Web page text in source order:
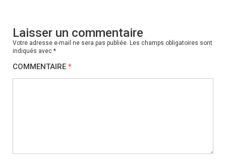
Laisser un commentaire
Votre adresse e-mail ne sera pas publiée. Les champs obligatoires sont
indiqués avec *
COMMENTAIRE *